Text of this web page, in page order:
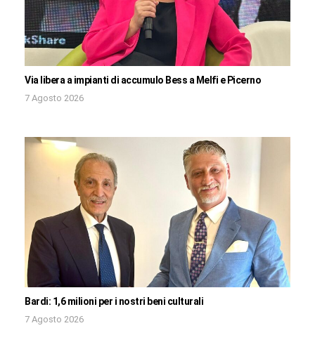
Via libera a impianti di accumulo Bess a Melfi e Picerno
7 Agosto 2026
Bardi: 1,6 milioni per i nostri beni culturali
7 Agosto 2026